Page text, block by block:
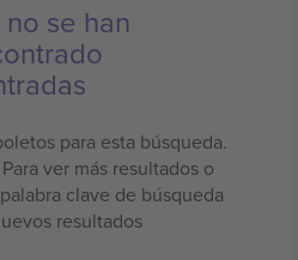
se han
para esta búsqueda.
ver más resultados o
clave de búsqueda
resultados